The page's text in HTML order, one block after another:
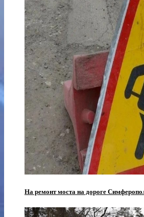
На ремонт моста на дороге